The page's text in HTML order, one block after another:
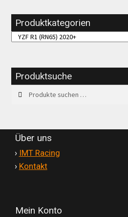
Sitzpolster und erhöhte
Preislisten
Warenkorb
Kasse
Produktkategorien
Produktsuche
nach:
Suchen
Über uns
› IMT Racing
› Kontakt
Mein Konto